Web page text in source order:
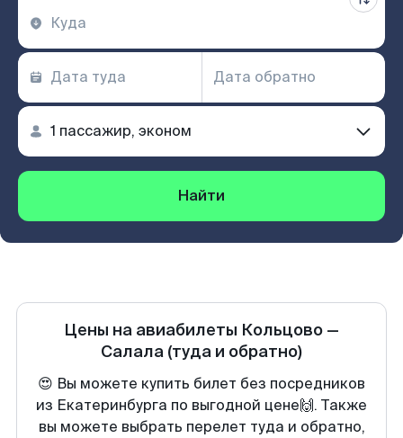
Найти
Цены на авиабилеты Кольцово —
Салала (туда и обратно)
😍 Вы можете купить билет без посредников
из Екатеринбурга по выгодной цене🙌. Также
вы можете выбрать перелет туда и обратно,